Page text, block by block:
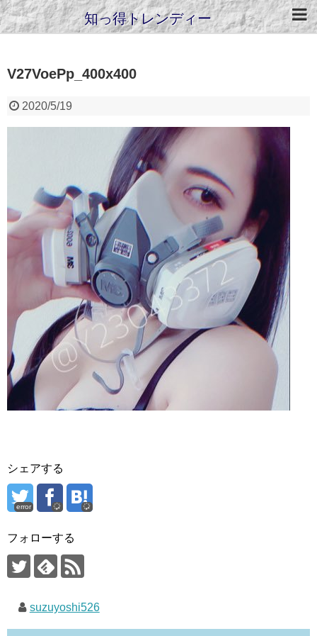
知っ得トレンディー
V27VoePp_400x400
2020/5/19
シェアする
error
フォローする
suzuyoshi526